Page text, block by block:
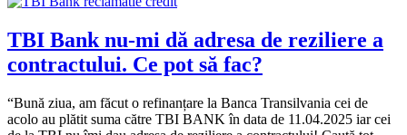
TBI Bank nu-mi dă adresa de reziliere a
contractului. Ce pot să fac?
“Bună ziua, am făcut o refinanțare la Banca Transilvania cei de
acolo au plătit suma către TBI BANK în data de 11.04.2025 iar cei